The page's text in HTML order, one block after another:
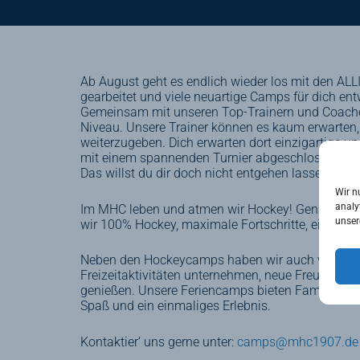
Wir
Ab August geht es endlich wieder los mit den
gearbeitet und viele neuartige Camps für dich
Gemeinsam mit unseren Top-Trainern und
Niveau. Unsere Trainer können es kaum
weiterzugeben. Dich erwarten dort einzigartige
mit einem spannenden Turnier abgeschlossen,
Das willst du dir doch nicht entgehen lassen?
Im MHC leben und atmen wir Hockey! Genau
wir 100% Hockey, maximale Fortschritte, eine
Neben den Hockeycamps haben wir auch
Freizeitaktivitäten unternehmen, neue Freunde
genießen. Unsere Feriencamps bieten Familien
Spaß und ein einmaliges Erlebnis.
Kontaktier‘ uns gerne unter: camps@mhc1907.de